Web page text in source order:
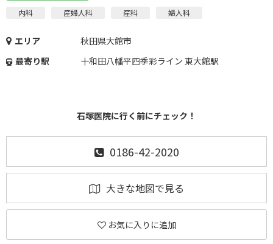
内科 産婦人科 産科 婦人科
エリア
秋田県大館市
最寄り駅
十和田八幡平四季彩ライン 東大館駅
石塚医院に行く前にチェック！
0186-42-2020
大きな地図で見る
お気に入りに追加